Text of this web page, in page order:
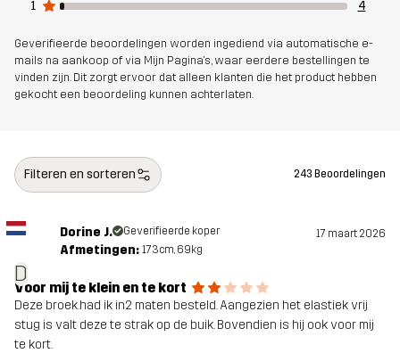
Mesh 91% Polyester, 9% Elastaan
Gewicht 405g in maat Medium
Duurzaamheid Details over gerecyclede materialen
lees hier
Ontworpen
voor
ALLROUND HARDLOPEN EN TRAINING
1 4
Geverifieerde beoordelingen worden ingediend via automatische e-
mails na aankoop of via Mijn Pagina's, waar eerdere bestellingen te
vinden zijn. Dit zorgt ervoor dat alleen klanten die het product hebben
gekocht een beoordeling kunnen achterlaten.
Filteren en sorteren 243 Beoordelingen
D
Dorine J. Geverifieerde koper 17 maart 2026
Afmetingen: 173cm, 69kg
Voor mij te klein en te kort
Deze broek.had ik in2 maten besteld. Aangezien het elastiek vrij
stug is valt deze te strak op de buik. Bovendien is hij ook voor mij
te kort.